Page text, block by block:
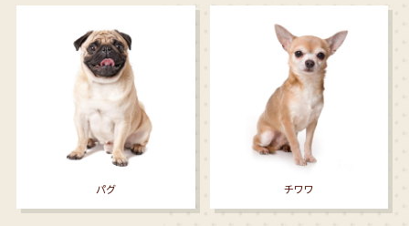
パグ チワワ